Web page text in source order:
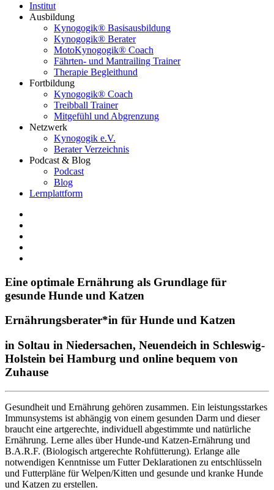
Institut
Ausbildung
Kynogogik® Basisausbildung
Kynogogik® Berater
MotoKynogogik® Coach
Fährten- und Mantrailing Trainer
Therapie Begleithund
Fortbildung
Kynogogik® Coach
Treibball Trainer
Mitgefühl und Abgrenzung
Netzwerk
Kynogogik e.V.
Berater Verzeichnis
Podcast & Blog
Podcast
Blog
Lernplattform
Eine optimale Ernährung als Grundlage für
gesunde Hunde und Katzen
Ernährungsberater*in für Hunde und Katzen
in Soltau in Niedersachen, Neuendeich in Schleswig-
Holstein bei Hamburg und online bequem von
Zuhause
Gesundheit und Ernährung gehören zusammen. Ein leistungsstarkes
Immunsystems ist abhängig von einem gesunden Darm und dieser
braucht eine artgerechte, individuell abgestimmte und natürliche
Ernährung. Lerne alles über Hunde-und Katzen-Ernährung und
B.A.R.F. (Biologisch artgerechte Rohfütterung). Erlange alle
notwendigen Kenntnisse um Futter Deklarationen zu entschlüsseln
und Futterpläne für Welpen/Kitten und gesunde und kranke Hunde
und Katzen zu erstellen.